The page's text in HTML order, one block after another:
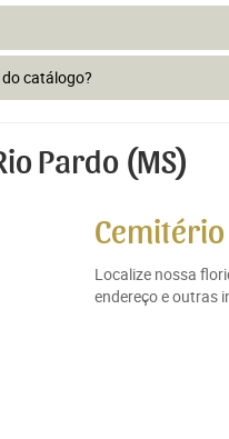
catálogo?
Pardo (MS)
Cemitério
Localize nossa
endereço e outras